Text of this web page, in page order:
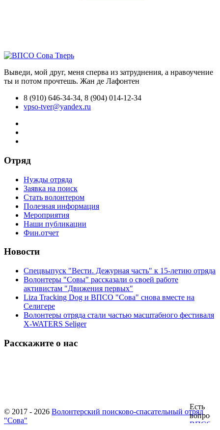
Выведи, мой друг, меня сперва из затруднения, а нравоучение
ты и потом прочтешь. Жан де Лафонтен
8 (910) 646-34-34, 8 (904) 014-12-34
vpso-tver@yandex.ru
Отряд
Нужды отряда
Заявка на поиск
Стать волонтером
Полезная информация
Мероприятия
Наши публикации
Фин.отчет
Новости
Спецвыпуск "Вести. Дежурная часть" к 15-летию отряда
Волонтеры "Совы" рассказали о своей работе
активистам "Движения первых"
Liza Tracking Dog и ВПСО "Сова" снова вместе на
Селигере
Волонтеры отряда стали частью масштабного фестиваля
X-WATERS Seliger
Расскажите о нас
© 2017 - 2026 Волонтерский поисково-спасательный отряд
"Сова"